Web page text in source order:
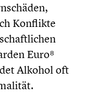
Konflikte
Euro⁸
Alkohol oft